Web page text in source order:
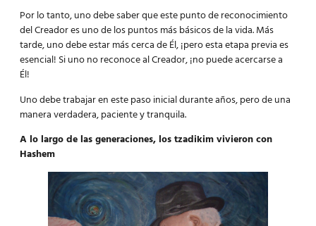
Por lo tanto, uno debe saber que este punto de reconocimiento
del Creador es uno de los puntos más básicos de la vida. Más
tarde, uno debe estar más cerca de Él, ¡pero esta etapa previa es
esencial! Si uno no reconoce al Creador, ¡no puede acercarse a
Él!
Uno debe trabajar en este paso inicial durante años, pero de una
manera verdadera, paciente y tranquila.
A lo largo de las generaciones, los tzadikim vivieron con
Hashem